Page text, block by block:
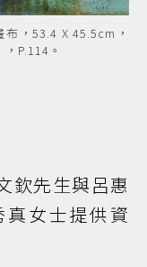
，53.4 X 45.5cm，
P.114。
欽先生與呂惠
女士提供資